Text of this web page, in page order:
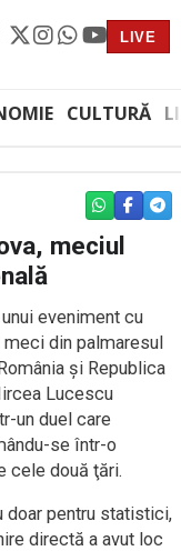
LIVE
CULTURĂ
WHATSAPP
meciul
eveniment cu
din palmaresul
şi Republica
Lucescu
un duel care
se într-o
cele două ţări.
doar pentru statistici,
directă a avut loc